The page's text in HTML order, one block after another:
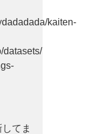
kaiten-
datasets/
てま